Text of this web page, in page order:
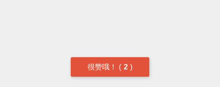
很赞哦！ ( 2 )